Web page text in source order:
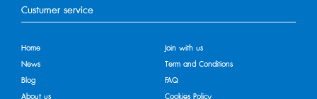
Custumer service
Home
News
Blog
About us
Join with us
Term and Conditions
FAQ
Cookies Policy